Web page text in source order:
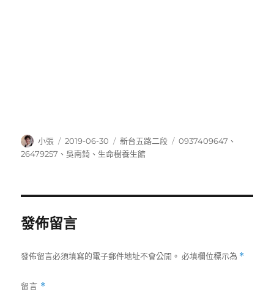
作
者
小張
發
佈
2019-06-30
分
類
新台五路二段
標
0937409647 、
26479257 、吳南錡 、 生命樹養生館
發佈留言
發佈留言必須填寫的電子郵件地址不會公開。 必填欄位標示為 *
留言 *